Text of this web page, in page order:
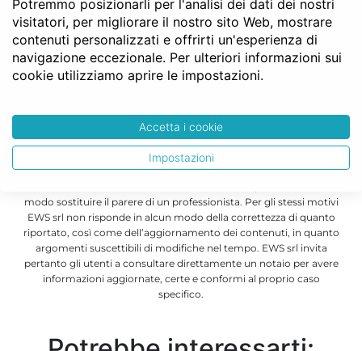
Condividi questo articolo
Editore:Redazione Notaio Facile. Articolo pubblicato
notarile. Coperto da copyright ©
Nonostante i nostri sforzi per fornire approfondimenti aggiornati e
semplici su argomenti complessi, le informazioni riportate in
questo articolo sono a carattere generico e non possono essere
modo sostituire il parere di un professionista. Per gli stessi motivi
EWS srl non risponde in alcun modo della correttezza di quanto
riportato, così come dell’aggiornamento dei contenuti, in quanto
argomenti suscettibili di modifiche nel tempo. EWS srl invita
pertanto gli utenti a consultare direttamente un notaio per avere
informazioni aggiornate, certe e conformi al proprio caso
specifico.
Potremmo posizionarli per l'analisi dei dati dei nostri
visitatori, per migliorare il nostro sito Web, mostrare
contenuti personalizzati e offrirti un'esperienza di
navigazione eccezionale. Per ulteriori informazioni sui
cookie utilizziamo aprire le impostazioni.
Accetta i cookie
Impostazioni